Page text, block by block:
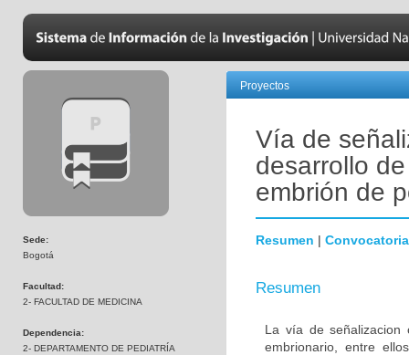
Sede:
Bogotá
Facultad:
2- FACULTAD DE MEDICINA
Dependencia:
2- DEPARTAMENTO DE PEDIATRÍA
Proyectos
Vía de
desarrollo
embrión de
Resumen | Convocatoria
Resumen
La vía de señalizacion
embrionario, entre